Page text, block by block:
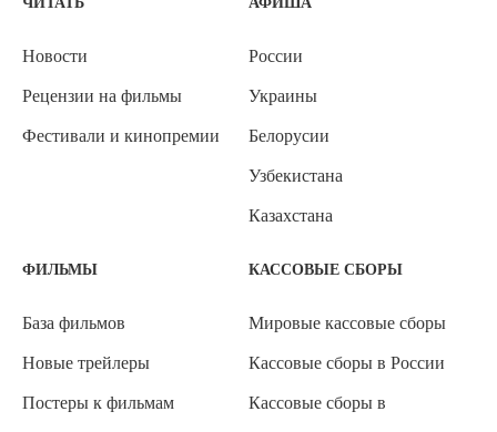
Новости
Рецензии на фильмы
Фестивали и кинопремии
России
Украины
Белорусии
Узбекистана
Казахстана
ФИЛЬМЫ
База фильмов
Новые трейлеры
Постеры к фильмам
КАССОВЫЕ СБОРЫ
Мировые кассовые сборы
Кассовые сборы в России
Кассовые сборы в